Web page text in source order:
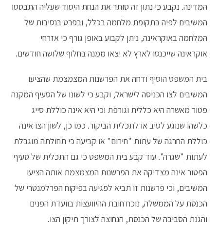
המדינה. נקבע כי נתון זה סותר את הנחת היסוד שעליה התבססו
המשיבים לפיה בתקופת מלחמה בכלל, ובפרט בנסיבות של
המלחמה באוקראינה, ניתן לקבוע באופן גורף כי אזרחי
אוקראינה שייכנסו לארץ לא יצאו ממנה בחלוף שלושה חודשים.
בית המשפט הוסיף ודחה את הפרשנות המצמצמת שהציעו
המשיבים לצו הכניסה לישראל, וקבע כי לשונו של הסעיף המקנה
פטור מאשרה היא כללית וגורפת וכי היא אינה כוללת סייג
כלשהו שנוגע לטיב או לתכלית הביקור. כמו כן, לשון הצו אינה
כוללת החרגה של עתות "חירום" או קביעה כי תחולתה מוגבלת
לעתות "שגרה". עוד קבע בית המשפט כי גם התכלית של סעיף
הפטור אינה מצדיקה את הפרשנות המצמצמת אותה הציעו
המשיבים, וכי פרשנות זו תביא לפגיעה בפיקוח הפרלמנטרי של
הכנסת על הממשלה, נוכח חובת ההיוועצות בוועדת הפנים
והגנת הסביבה של הכנסת, הנחוצה לצורך תיקון הצו.